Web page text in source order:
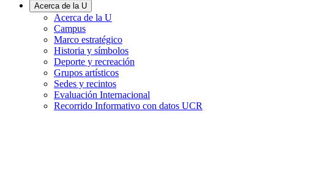
Acerca de la U
Acerca de la U
Campus
Marco estratégico
Historia y símbolos
Deporte y recreación
Grupos artísticos
Sedes y recintos
Evaluación Internacional
Recorrido Informativo con datos UCR